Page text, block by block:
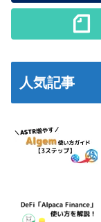
人気記事